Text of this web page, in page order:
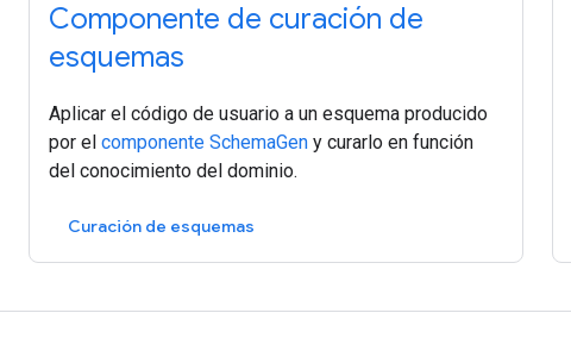
Componente de curación de
esquemas
Aplicar el código de usuario a un esquema producido
por el componente SchemaGen y curarlo en función
del conocimiento del dominio.
Curación de esquemas